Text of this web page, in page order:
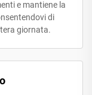
e mantiene la
di
giornata.